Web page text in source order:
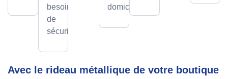
besoin
de
sécurité.
domicile.
Avec le rideau métallique de votre boutique